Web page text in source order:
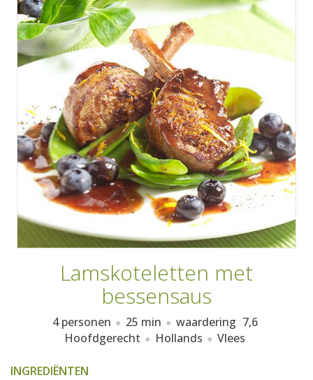
AANMELDEN
RECEPTEN
WEEKMENU'S
KOOKBOEKEN
Lamskoteletten met
bessensaus
4 personen 25 min waardering 7,6
Hoofdgerecht
Hollands Vlees
INGREDIËNTEN